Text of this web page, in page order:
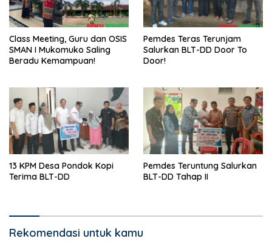
Class Meeting, Guru dan OSIS
SMAN I Mukomuko Saling
Beradu Kemampuan!
Pemdes Teras Terunjam
Salurkan BLT-DD Door To
Door!
13 KPM Desa Pondok Kopi
Terima BLT-DD
Pemdes Teruntung Salurkan
BLT-DD Tahap II
Rekomendasi untuk kamu